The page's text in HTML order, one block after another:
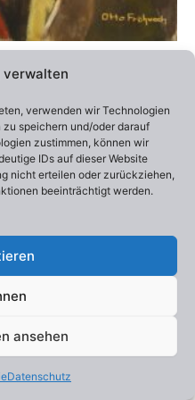
verwalten
verwenden wir Technologien
speichern und/oder darauf
zustimmen, können wir
IDs auf dieser Website
nicht erteilen oder zurückziehen,
beeinträchtigt werden.
ansehen
Datenschutz
100
„Women“
550,00€
wählen
| Präsentiert von
Theme